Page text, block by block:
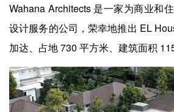
头条资讯
机 构
人 物
地 产
快速搜索
Wahana Architects 是一家为商业和
设计服务的公司，荣幸地推出 EL
加达、占地 730 平方米、建筑面积